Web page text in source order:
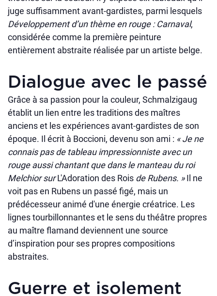
juge suffisamment avant-gardistes, parmi lesquels
Développement d’un thème en rouge : Carnaval,
considérée comme la première peinture
entièrement abstraite réalisée par un artiste belge.
Dialogue avec le passé
Grâce à sa passion pour la couleur, Schmalzigaug
établit un lien entre les traditions des maîtres
anciens et les expériences avant-gardistes de son
époque. Il écrit à Boccioni, devenu son ami : « Je ne
connais pas de tableau impressionniste avec un
rouge aussi chantant que dans le manteau du roi
Melchior surL'Adoration des Rois de Rubens. »Il ne
voit pas en Rubens un passé figé, mais un
prédécesseur animé d'une énergie créatrice. Les
lignes tourbillonnantes et le sens du théâtre propres
au maître flamand deviennent une source
d’inspiration pour ses propres compositions
abstraites.
Guerre et isolement